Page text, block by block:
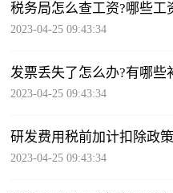
税务局怎么查工资?哪些工
2023-04-25 09:43:34
发票丢失了怎么办?有哪些
2023-04-25 09:43:34
研发费用税前加计扣除政
2023-04-25 09:43:34